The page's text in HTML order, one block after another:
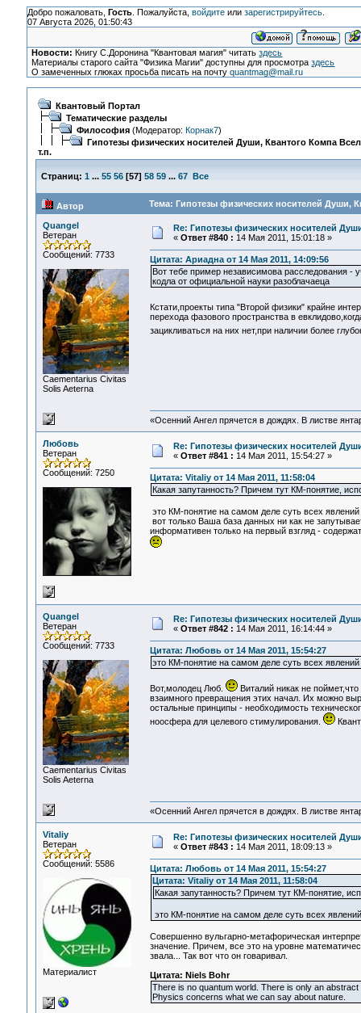
Добро пожаловать, Гость. Пожалуйста, войдитеили зарегистрируйтесь.
07 Августа 2026, 01:50:43
Новости: Книгу С.Доронина "Квантовая магия" читатьздесь
Материалы старого сайта "Физика Магии" доступны для просмотраздесь
О замеченных глюках просьба писать на почтуquantmag@mail.ru
Квантовый Портал
Тематические разделы
Философия(Модератор: Корнак7)
Гипотезы физических носителей Души, Квантого Компа
т.п.
Страниц: 1 ... 55 56[57] 58 59 ... 67 Все
Автор Тема: Гипотезы физических носителей Души,
Quangel
Ветеран
Сообщений: 7733
Сaementarius Civitas
Solis Aeterna
Re: Гипотезы физических носителей
« Ответ #840 : 14 Мая 2011, 15:01:18 »
Цитата: Ариадна от 14 Мая 2011, 14:09:56
Вот тебе пример независимова расследования
кодла от официальной науки разоблачаеца
Кстати,проекты типа "Второй физики" крайне
перехода фазового пространства в
зацикливаться на них нет,при наличии более
«Осенний Ангел прячется в дождях. В листве
Любовь
Ветеран
Сообщений: 7250
Re: Гипотезы физических носителей
« Ответ #841 : 14 Мая 2011, 15:54:27 »
Цитата: Vitaliy от 14 Мая 2011, 11:58:04
Какая запутанность? Причем тут КМ-понятие,
это КМ-понятие на самом деле суть всех
вот только Ваша база данных ни как не
информативен только на первый взгляд -
Quangel
Ветеран
Сообщений: 7733
Сaementarius Civitas
Solis Aeterna
Re: Гипотезы физических носителей
« Ответ #842 : 14 Мая 2011, 16:14:44 »
Цитата: Любовь от 14 Мая 2011, 15:54:27
это КМ-понятие на самом деле суть всех
Вот,молодец Люб.
Виталий никак не
взаимного превращения этих начал. Их можно
остальные принципы - необходимость
ноосфера для целевого стимулирования.
«Осенний Ангел прячется в дождях. В листве
Vitaliy
Ветеран
Сообщений: 5586
Материалист
Re: Гипотезы физических носителей
« Ответ #843 : 14 Мая 2011, 18:09:13 »
Цитата: Любовь от 14 Мая 2011, 15:54:27
Цитата: Vitaliy от 14 Мая 2011, 11:58:04
Какая запутанность? Причем тут КМ-понятие,
это КМ-понятие на самом деле суть всех
Совершенно вульгарно-метафорическая
значение. Причем, все это на уровне
звала... Так вот что он говаривал.
Цитата: Niels Bohr
There is no quantum world. There is only an
Physics concerns what we can say about nature.